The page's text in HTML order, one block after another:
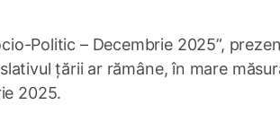
Politic – Decembrie 2025”,
țării ar rămâne, în mare
2025.